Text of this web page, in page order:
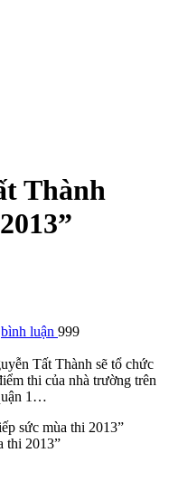
Thành
bình luận 999
Tất Thành sẽ tổ chức
thi của nhà trường trên
1…
thi 2013”